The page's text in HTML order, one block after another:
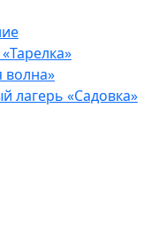
волна»
лагерь «Садовка»